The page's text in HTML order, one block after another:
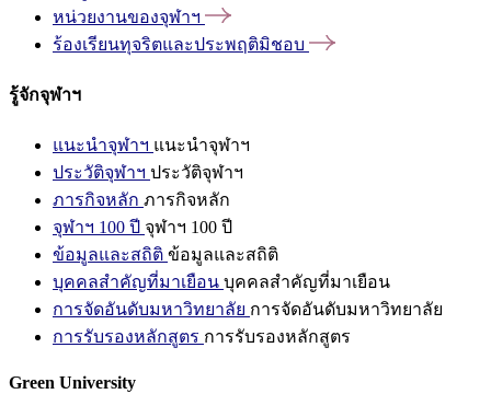
หน่วยงานของจุฬาฯ
ร้องเรียนทุจริตและประพฤติมิชอบ
รู้จักจุฬาฯ
แนะนำจุฬาฯ แนะนำจุฬาฯ
ประวัติจุฬาฯ ประวัติจุฬาฯ
ภารกิจหลัก ภารกิจหลัก
จุฬาฯ 100 ปี จุฬาฯ 100 ปี
ข้อมูลและสถิติ ข้อมูลและสถิติ
บุคคลสำคัญที่มาเยือน บุคคลสำคัญที่มาเยือน
การจัดอันดับมหาวิทยาลัย การจัดอันดับมหาวิทยาลัย
การรับรองหลักสูตร การรับรองหลักสูตร
Green University